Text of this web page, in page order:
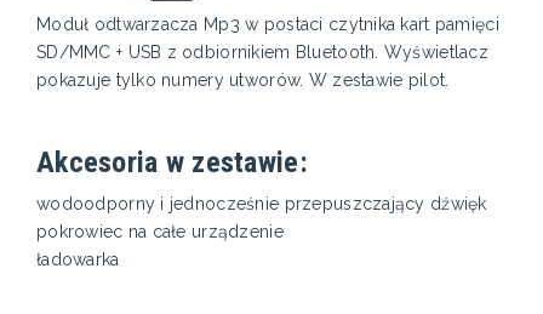
Moduł odtwarzacza Mp3 w postaci czytnika kart pamięci
SD/MMC + USB z odbiornikiem Bluetooth. Wyświetlacz
pokazuje tylko numery utworów. W zestawie pilot.
Akcesoria w zestawie:
wodoodporny i jednocześnie przepuszczający dźwięk
pokrowiec na całe urządzenie
ładowarka